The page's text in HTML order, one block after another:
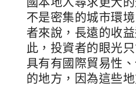
不是密集的城市環
者來說，長遠的收
此，投資者的眼光
具有有國際貿易性
的地方，因為這些